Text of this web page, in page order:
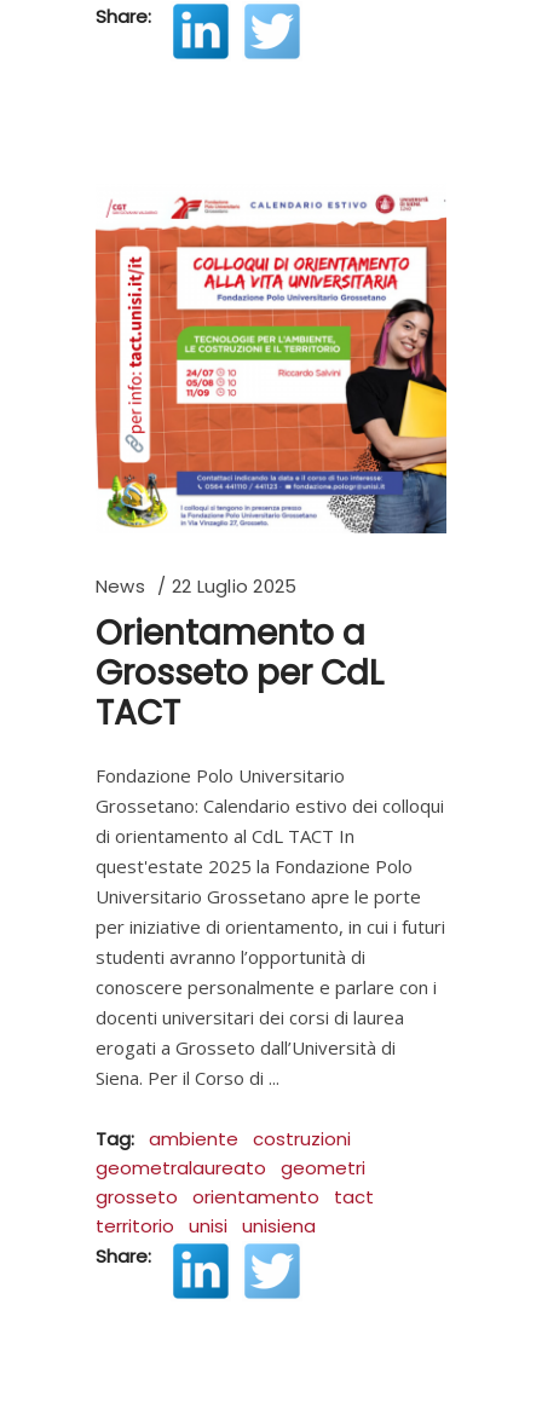
Share:
News 22 Luglio 2025
Orientamento a
Grosseto per CdL
TACT
Fondazione Polo Universitario
Grossetano: Calendario estivo dei colloqui
di orientamento al CdL TACT In
quest'estate 2025 la Fondazione Polo
Universitario Grossetano apre le porte
per iniziative di orientamento, in cui i futuri
studenti avranno l’opportunità di
conoscere personalmente e parlare con i
docenti universitari dei corsi di laurea
erogati a Grosseto dall’Università di
Siena. Per il Corso di
Tag: ambiente
costruzioni
geometralaureato
geometri
grosseto
orientamento
tact
territorio
unisi unisiena
Share: